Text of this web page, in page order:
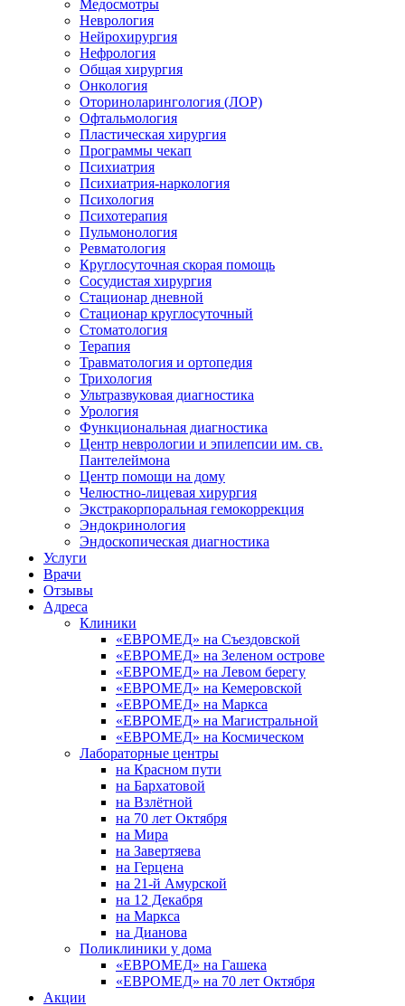
Медосмотры
Неврология
Нейрохирургия
Нефрология
Общая хирургия
Онкология
Оториноларингология (ЛОР)
Офтальмология
Пластическая хирургия
Программы чекап
Психиатрия
Психиатрия-наркология
Психология
Психотерапия
Пульмонология
Ревматология
Круглосуточная скорая помощь
Сосудистая хирургия
Стационар дневной
Стационар круглосуточный
Стоматология
Терапия
Травматология и ортопедия
Трихология
Ультразвуковая диагностика
Урология
Функциональная диагностика
Центр неврологии и эпилепсии им. св.
Пантелеймона
Центр помощи на дому
Челюстно-лицевая хирургия
Экстракорпоральная гемокоррекция
Эндокринология
Эндоскопическая диагностика
Услуги
Врачи
Отзывы
Адреса
Клиники
«ЕВРОМЕД» на Съездовской
«ЕВРОМЕД» на Зеленом острове
«ЕВРОМЕД» на Левом берегу
«ЕВРОМЕД» на Кемеровской
«ЕВРОМЕД» на Маркса
«ЕВРОМЕД» на Магистральной
«ЕВРОМЕД» на Космическом
Лабораторные центры
на Красном пути
на Бархатовой
на Взлётной
на 70 лет Октября
на Мира
на Завертяева
на Герцена
на 21-й Амурской
на 12 Декабря
на Маркса
на Дианова
Поликлиники у дома
«ЕВРОМЕД» на Гашека
«ЕВРОМЕД» на 70 лет Октября
Акции